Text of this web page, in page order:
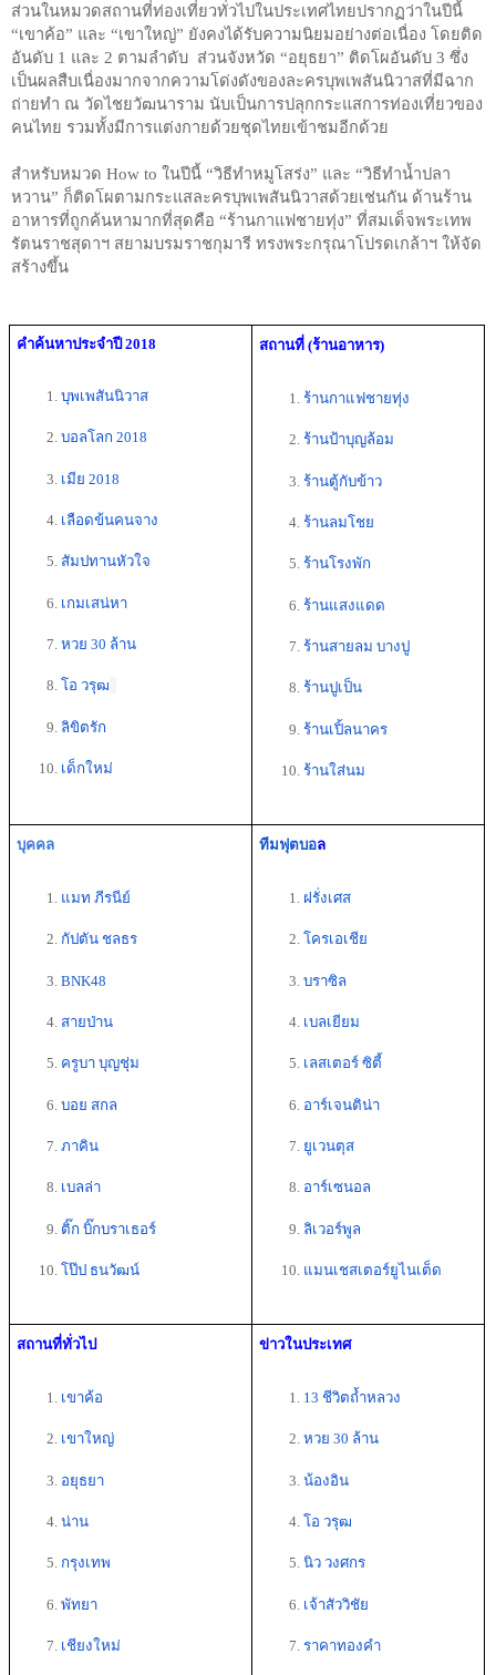
ส่วนในหมวดสถานที่ท่องเที่ยวทั่วไปในประเทศไทยปรากฏว่าในปีนี้
“เขาค้อ” และ “เขาใหญ่” ยังคงได้รับความนิยมอย่างต่อเนื่อง โดยติด
อันดับ 1 และ 2 ตามลำดับ  ส่วนจังหวัด “อยุธยา” ติดโผอันดับ 3 ซึ่ง
เป็นผลสืบเนื่องมากจากความโด่งดังของละครบุพเพสันนิวาสที่มีฉาก
ถ่ายทำ ณ วัดไชยวัฒนาราม นับเป็นการปลุกกระแสการท่องเที่ยวของ
คนไทย รวมทั้งมีการแต่งกายด้วยชุดไทยเข้าชมอีกด้วย
สำหรับหมวด How to ในปีนี้ “วิธีทำหมูโสร่ง” และ “วิธีทำน้ำปลา
หวาน” ก็ติดโผตามกระแสละครบุพเพสันนิวาสด้วยเช่นกัน ด้านร้าน
อาหารที่ถูกค้นหามากที่สุดคือ “ร้านกาแฟชายทุ่ง” ที่สมเด็จพระเทพ
รัตนราชสุดาฯ สยามบรมราชกุมารี ทรงพระกรุณาโปรดเกล้าฯ ให้จัด
สร้างขึ้น
คำค้นหาประจำปี 2018
บุพเพสันนิวาส
บอลโลก 2018
เมีย 2018
เลือดข้นคนจาง
สัมปทานหัวใจ
เกมเสน่หา
หวย 30 ล้าน
โอ วรุฒ
ลิขิตรัก
เด็กใหม่
สถานที่ (ร้านอาหาร)
ร้านกาแฟชายทุ่ง
ร้านป้าบุญล้อม
ร้านตู้กับข้าว
ร้านลมโชย
ร้านโรงพัก
ร้านแสงแดด
ร้านสายลม บางปู
ร้านปูเป็น
ร้านเปิ้ลนาคร
ร้านใส่นม
บุคคล
แมท ภีรนีย์
กัปตัน ชลธร
BNK48
สายป่าน
ครูบา บุญชุ่ม
บอย สกล
ภาคิน
เบลล่า
ติ๊ก บิ๊กบราเธอร์
โป๊ป ธนวัฒน์
ทีมฟุตบอล
ฝรั่งเศส
โครเอเชีย
บราซิล
เบลเยียม
เลสเตอร์ ซิตี้
อาร์เจนติน่า
ยูเวนตุส
อาร์เซนอล
ลิเวอร์พูล
แมนเชสเตอร์ยูไนเต็ด
สถานที่ทั่วไป
เขาค้อ
เขาใหญ่
อยุธยา
น่าน
กรุงเทพ
พัทยา
เชียงใหม่
ข่าวในประเทศ
13 ชีวิตถ้ำหลวง
หวย 30 ล้าน
น้องอิน
โอ วรุฒ
นิว วงศกร
เจ้าสัววิชัย
ราคาทองคำ